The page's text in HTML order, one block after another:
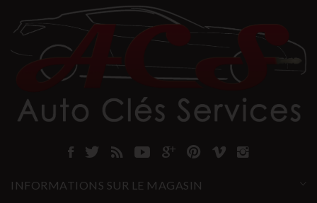
INFORMATIONS SUR LE MAGASIN